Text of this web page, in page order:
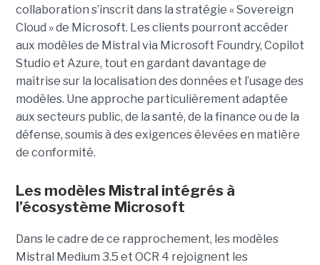
collaboration s’inscrit dans la stratégie « Sovereign
Cloud » de Microsoft. Les clients pourront accéder
aux modèles de Mistral via Microsoft Foundry, Copilot
Studio et Azure, tout en gardant davantage de
maîtrise sur la localisation des données et l’usage des
modèles. Une approche particulièrement adaptée
aux secteurs public, de la santé, de la finance ou de la
défense, soumis à des exigences élevées en matière
de conformité.
Les modèles Mistral intégrés à
l’écosystème Microsoft
Dans le cadre de ce rapprochement, les modèles
Mistral Medium 3.5 et OCR 4 rejoignent les